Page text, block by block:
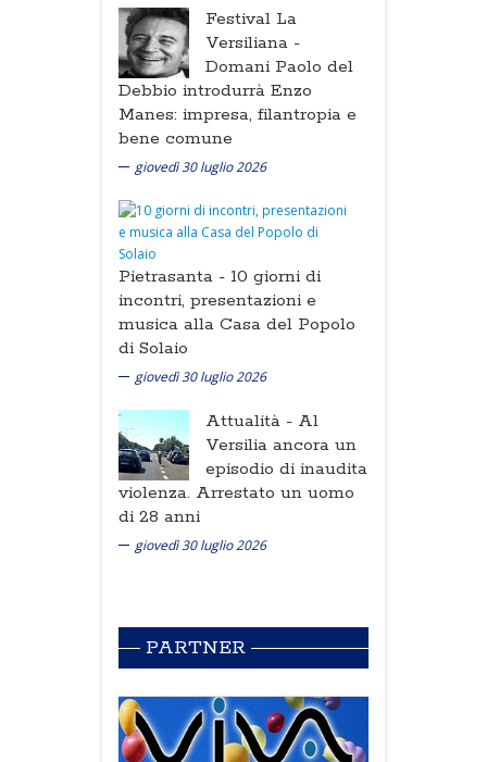
Festival La
Versiliana -
Domani Paolo del
Debbio introdurrà Enzo
Manes: impresa, filantropia e
bene comune
giovedì 30 luglio 2026
Pietrasanta - 10 giorni di
incontri, presentazioni e
musica alla Casa del Popolo
di Solaio
giovedì 30 luglio 2026
Attualità - Al
Versilia ancora un
episodio di inaudita
violenza. Arrestato un uomo
di 28 anni
giovedì 30 luglio 2026
PARTNER